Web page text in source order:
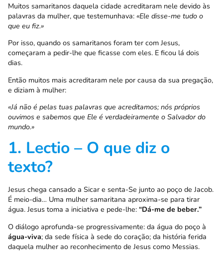
Muitos samaritanos daquela cidade acreditaram nele devido às
palavras da mulher, que testemunhava: «Ele disse-me tudo o
que eu fiz.»
Por isso, quando os samaritanos foram ter com Jesus,
começaram a pedir-lhe que ficasse com eles. E ficou lá dois
dias.
Então muitos mais acreditaram nele por causa da sua pregação,
e diziam à mulher:
«Já não é pelas tuas palavras que acreditamos; nós próprios
ouvimos e sabemos que Ele é verdadeiramente o Salvador do
mundo.»
1. Lectio – O que diz o
texto?
Jesus chega cansado a Sicar e senta-Se junto ao poço de Jacob.
É meio-dia… Uma mulher samaritana aproxima-se para tirar
água. Jesus toma a iniciativa e pede-lhe: “Dá-me de beber.”
O diálogo aprofunda-se progressivamente: da água do poço à
água-viva; da sede física à sede do coração; da história ferida
daquela mulher ao reconhecimento de Jesus como Messias.